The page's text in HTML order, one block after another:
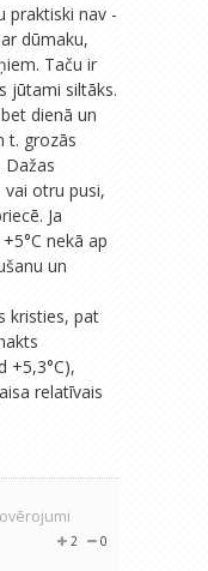
praktiski nav -
dūmaku,
Taču ir
jūtami siltāks.
dienā un
t. grozās
Dažas
otru pusi,
Ja
nekā ap
un
kristies, pat
+5,3°C),
relatīvais
0
2